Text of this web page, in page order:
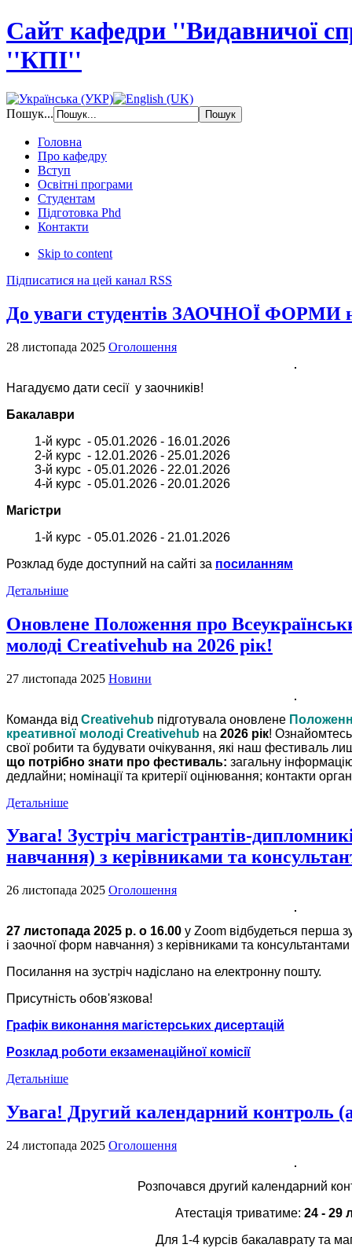
Сайт кафедри ''Видавничої
''КПІ''
Пошук...
Головна
Про кафедру
Вступ
Освітні програми
Студентам
Підготовка Phd
Контакти
Skip to content
Підписатися на цей канал RSS
До уваги студентів ЗАОЧНОЇ ФОРМИ
28 листопада 2025 Оголошення
Нагадуємо дати сесії у заочників!
Бакалаври
1-й курс - 05.01.2026 - 16.01.2026
2-й курс - 12.01.2026 - 25.01.2026
3-й курс - 05.01.2026 - 22.01.2026
4-й курс - 05.01.2026 - 20.01.2026
Магістри
1-й курс - 05.01.2026 - 21.01.2026
Розклад буде доступний на сайті за посиланням
Детальніше
Оновлене Положення про
молоді Creativehub на 2026 рік!
27 листопада 2025 Новини
Команда від Creativehub підготувала оновлене
креативної молоді Creativehub на 2026 рік!
свої робити та будувати очікування, які наш фестиваль
що потрібно знати про фестиваль: загальну
дедлайни; номінації та критерії оцінювання; контакти
Детальніше
Увага! Зустріч магістрантів-
навчання) з керівниками та
26 листопада 2025 Оголошення
27 листопада 2025 р. о 16.00 у Zoom відбудеться перша
і заочної форм навчання) з керівниками та
Посилання на зустріч надіслано на електронну пошту.
Присутність обов'язкова!
Графік виконання магістерських дисертацій
Розклад роботи екзаменаційної комісії
Детальніше
Увага! Другий календарний контроль
24 листопада 2025 Оголошення
Розпочався другий календарний
Атестація триватиме: 24 - 29
Для 1-4 курсів бакалаврату та